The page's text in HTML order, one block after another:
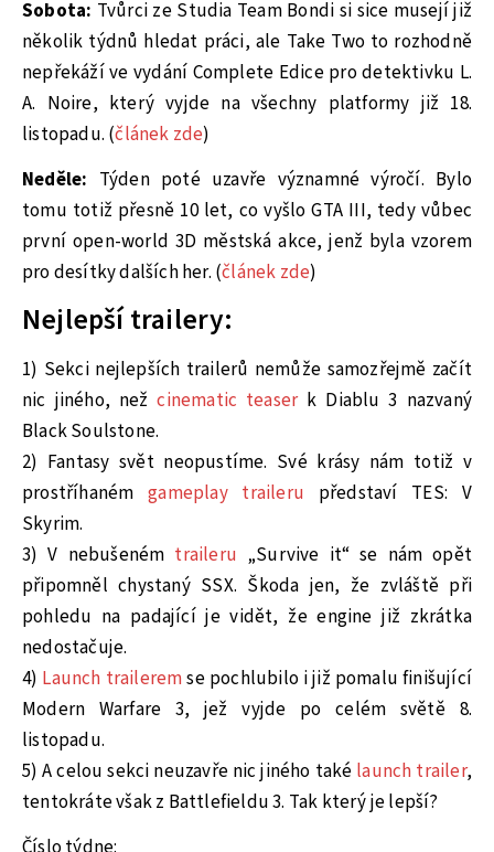
Sobota: Tvůrci ze Studia Team Bondi si sice musejí již
několik týdnů hledat práci, ale Take Two to rozhodně
nepřekáží ve vydání Complete Edice pro detektivku L.
A. Noire, který vyjde na všechny platformy již 18.
listopadu. (článek zde)
Neděle: Týden poté uzavře významné výročí. Bylo
tomu totiž přesně 10 let, co vyšlo GTA III, tedy vůbec
první open-world 3D městská akce, jenž byla vzorem
pro desítky dalších her. (článek zde)
Nejlepší trailery:
1) Sekci nejlepších trailerů nemůže samozřejmě začít
nic jiného, nežcinematic teaserk Diablu 3 nazvaný
Black Soulstone.
2) Fantasy svět neopustíme. Své krásy nám totiž v
prostříhanémgameplay traileru představí TES: V
Skyrim.
3) V nebušeném traileru „Survive it“ se nám opět
připomněl chystaný SSX. Škoda jen, že zvláště při
pohledu na padající je vidět, že engine již zkrátka
nedostačuje.
4) Launch traileremse pochlubilo i již pomalu finišující
Modern Warfare 3, jež vyjde po celém světě 8.
listopadu.
5) A celou sekci neuzavře nic jiného také launch trailer,
tentokráte však z Battlefieldu 3. Tak který je lepší?